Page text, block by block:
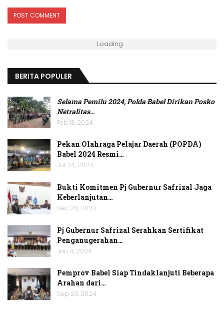
Loading...
BERITA POPULER
Selama Pemilu 2024, Polda Babel Dirikan Posko
Netralitas…
Feb 13, 2024
Pekan Olahraga Pelajar Daerah (POPDA)
Babel 2024 Resmi…
Jul 24, 2024
Bukti Komitmen Pj Gubernur Safrizal Jaga
Keberlanjutan…
Dec 28, 2023
Pj Gubernur Safrizal Serahkan Sertifikat
Penganugerahan…
Jan 4, 2024
Pemprov Babel Siap Tindaklanjuti Beberapa
Arahan dari…
Sep 23, 2024